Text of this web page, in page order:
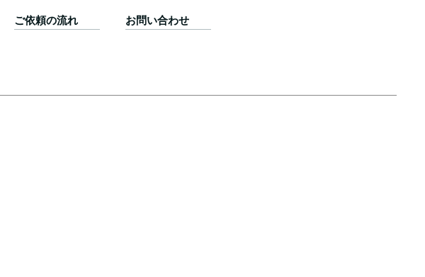
ご依頼の流れ お問い合わせ